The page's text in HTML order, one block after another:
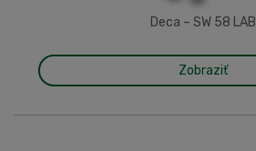
Deca – SW 58 LAB
Zobraziť